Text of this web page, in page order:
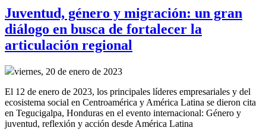
Juventud, género y migración: un gran
diálogo en busca de fortalecer la
articulación regional
viernes, 20 de enero de 2023
El 12 de enero de 2023, los principales líderes empresariales y del
ecosistema social en Centroamérica y América Latina se dieron cita
en Tegucigalpa, Honduras en el evento internacional: Género y
juventud, reflexión y acción desde América Latina